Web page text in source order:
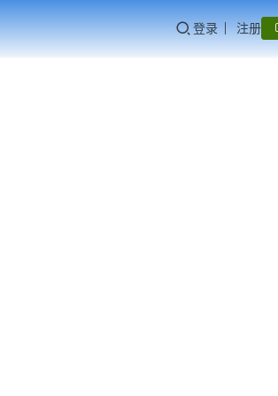
登录 注册